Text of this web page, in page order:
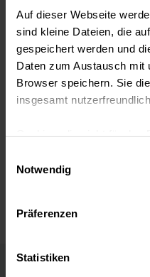
Auf dieser Webseite
sind kleine Dateien, die
gespeichert werden und
Daten zum Austausch mit
Browser speichern. Sie
insgesamt
eingesetzt werden.
Es steht Ihnen frei,
Cookies zu benutzen, eine
oder durch Auswahl von
Notwendig
Präferenzen
Statistiken
2020 betreut
zu